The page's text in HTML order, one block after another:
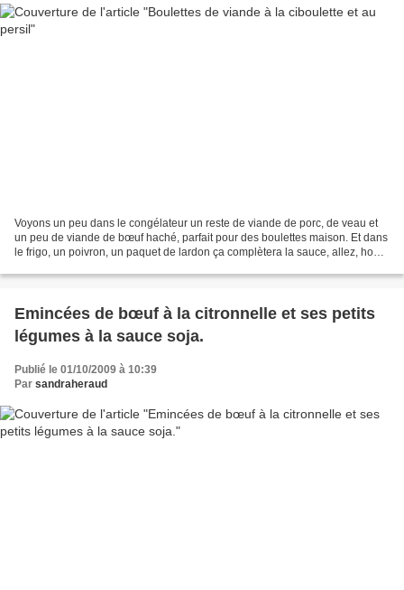
Voyons un peu dans le congélateur un reste de viande de porc, de veau et
un peu de viande de bœuf haché, parfait pour des boulettes maison. Et dans
le frigo, un poivron, un paquet de lardon ça complètera la sauce, allez, hop,
Emincées de bœuf à la citronnelle et ses petits
légumes à la sauce soja.
Publié le 01/10/2009 à 10:39
Par sandraheraud